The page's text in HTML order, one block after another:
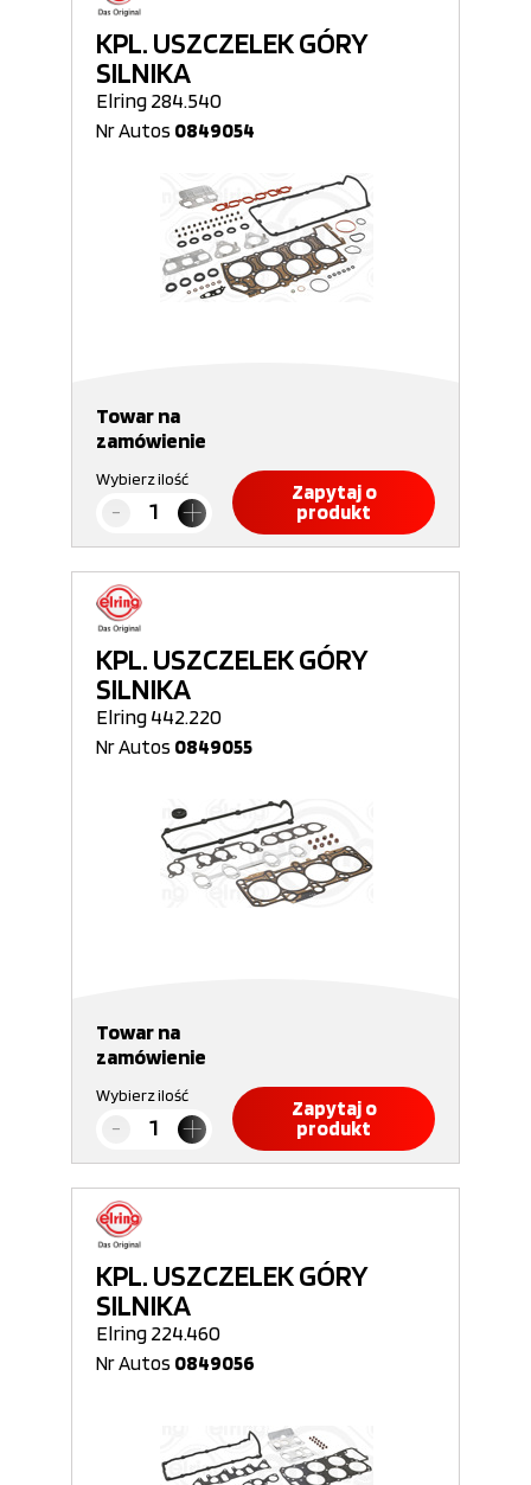
KPL. USZCZELEK GÓRY
SILNIKA
Elring 284.540
Nr Autos 0849054
Towar na
zamówienie
Wybierz ilość
Zapytaj o
produkt
KPL. USZCZELEK GÓRY
SILNIKA
Elring 442.220
Nr Autos 0849055
Towar na
zamówienie
Wybierz ilość
Zapytaj o
produkt
KPL. USZCZELEK GÓRY
SILNIKA
Elring 224.460
Nr Autos 0849056